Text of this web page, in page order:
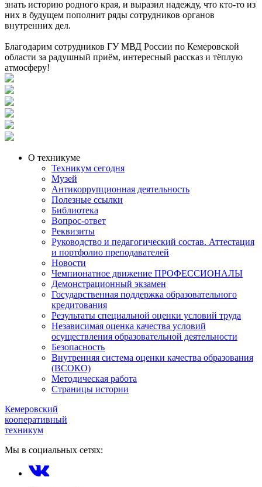
знать историю родного края, и выразил надежду, что кто-то из
них в будущем пополнит ряды сотрудников органов
внутренних дел.
Благодарим сотрудников ГУ МВД России по Кемеровской
области за радушный приём, интересный рассказ и тёплую
атмосферу!
О техникуме
Техникум сегодня
Музей
Антикоррупционная деятельность
Полезные ссылки
Библиотека
Вопрос-ответ
Реквизиты
Руководство и педагогический состав. Аттестация
и портфолио преподавателей
Новости
Чемпионатное движение ПРОФЕССИОНАЛЫ
Демонстрационный экзамен
Государственная поддержка образовательного
кредитования
Результаты специальной оценки условий труда
Независимая оценка качества условий
осуществления образовательной деятельности
Безопасность
Внутренняя система оценки качества образования
(ВСОКО)
Методическая работа
Страницы истории
Кемеровский
кооперативный
техникум
Мы в социальных сетях: